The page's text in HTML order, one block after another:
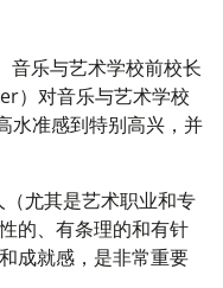
音乐与艺术学校前校长
）对音乐与艺术学校
水准感到特别高兴，并
尤其是艺术职业和专
的、有条理的和有针
成就感，是非常重要